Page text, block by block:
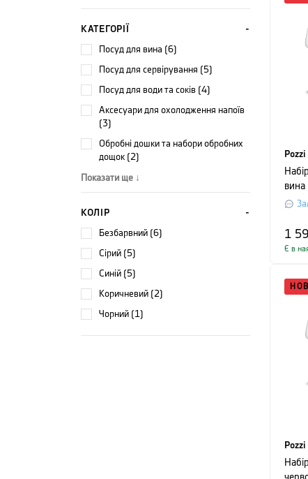
КАТЕГОРІЇ
посуд для вина (6)
посуд для сервірування (5)
посуд для води та соків (4)
аксесуари для охолодження напоїв
(3)
обробні дошки та набори обробних
дощок (2)
Показати ще ↓
КОЛІР
безбарвний (6)
сірий (5)
синій (5)
коричневий (2)
чорний (1)
вина
Cru,
1
Є в